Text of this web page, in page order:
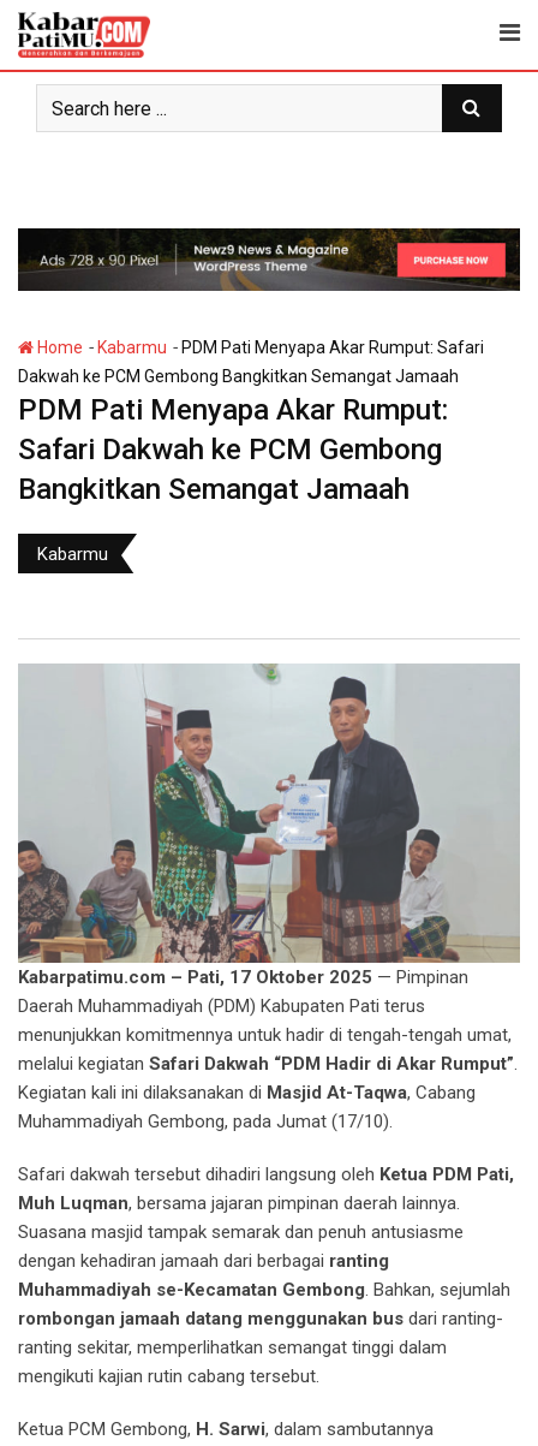
Skip
content
Home - Kabarmu - PDM Pati Menyapa Akar Rumput: Safari
Dakwah ke PCM Gembong Bangkitkan Semangat Jamaah
PDM Pati Menyapa Akar Rumput:
Safari Dakwah ke PCM Gembong
Bangkitkan Semangat Jamaah
Kabarmu
Kabarpatimu.com – Pati, 17 Oktober 2025 — Pimpinan
Daerah Muhammadiyah (PDM) Kabupaten Pati terus
menunjukkan komitmennya untuk hadir di tengah-tengah umat,
melalui kegiatan Safari Dakwah “PDM Hadir di Akar Rumput”.
Kegiatan kali ini dilaksanakan di Masjid At-Taqwa, Cabang
Muhammadiyah Gembong, pada Jumat (17/10).
Safari dakwah tersebut dihadiri langsung oleh Ketua PDM Pati,
Muh Luqman, bersama jajaran pimpinan daerah lainnya.
Suasana masjid tampak semarak dan penuh antusiasme
dengan kehadiran jamaah dari berbagai ranting
Muhammadiyah se-Kecamatan Gembong. Bahkan, sejumlah
rombongan jamaah datang menggunakan bus dari ranting-
ranting sekitar, memperlihatkan semangat tinggi dalam
mengikuti kajian rutin cabang tersebut.
Ketua PCM Gembong, H. Sarwi, dalam sambutannya